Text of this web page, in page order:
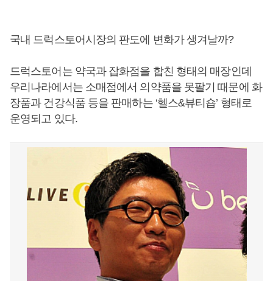
국내 드럭스토어시장의 판도에 변화가 생겨날까?
드럭스토어는 약국과 잡화점을 합친 형태의 매장인데
우리나라에서는 소매점에서 의약품을 못팔기 때문에 화
장품과 건강식품 등을 판매하는 ‘헬스&뷰티숍’ 형태로
운영되고 있다.